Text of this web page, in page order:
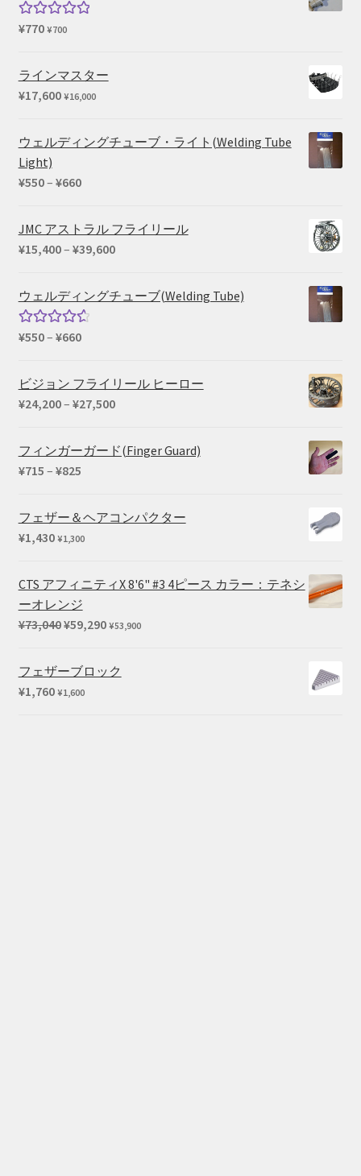
5段階中
¥770 ¥700
ラインマスター
¥17,600 ¥16,000
ウェルディングチューブ・ライト(Welding Tube
Light)
¥550– ¥660価
帯:
¥550
JMC アストラル フライリール
¥15,400– ¥39,600価
帯:
ウェルディングチューブ(Welding Tube)
5段階中
価
¥550– ¥660価
帯:
¥550
ビジョン フライリール ヒーロー
¥24,200– ¥27,500価
帯:
フィンガーガード(Finger Guard)
¥715 – ¥825価
フェザー＆ヘアコンパクター
¥1,430 ¥1,300
CTS アフィニティX 8'6" #3 4ピース カラー：テネシ
ーオレンジ
¥73,040元
価
¥59,290現
の
¥53,900
フェザーブロック
¥1,760 ¥1,600